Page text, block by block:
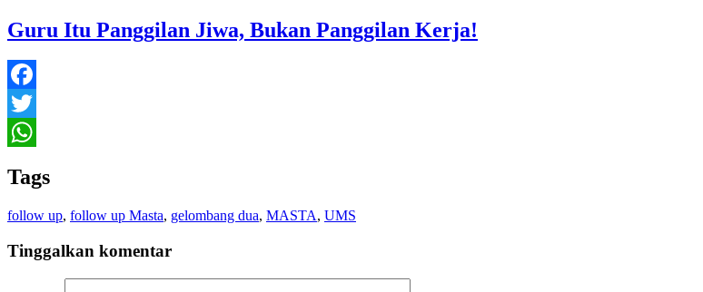
Guru Itu Panggilan Jiwa, Bukan Panggilan Kerja!
Facebook
Twitter
Tags
follow up, follow up Masta, gelombang dua, MASTA, UMS
Tinggalkan komentar